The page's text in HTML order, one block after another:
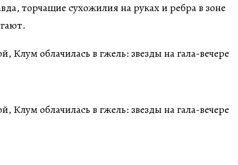
торчащие сухожилия на руках и ребра в зоне